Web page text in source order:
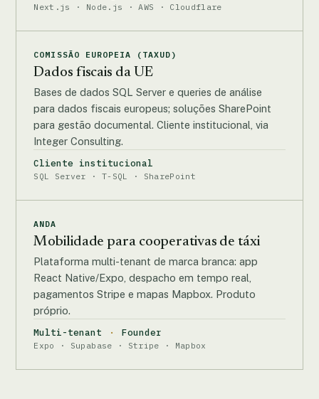
Next.js · Node.js · AWS · Cloudflare
COMISSÃO EUROPEIA (TAXUD)
Dados fiscais da UE
Bases de dados SQL Server e queries de análise
para dados fiscais europeus; soluções SharePoint
para gestão documental. Cliente institucional, via
Integer Consulting.
Cliente institucional
SQL Server · T-SQL · SharePoint
ANDA
Mobilidade para cooperativas de táxi
Plataforma multi-tenant de marca branca: app
React Native/Expo, despacho em tempo real,
pagamentos Stripe e mapas Mapbox. Produto
próprio.
Multi-tenant Founder
Expo · Supabase · Stripe · Mapbox